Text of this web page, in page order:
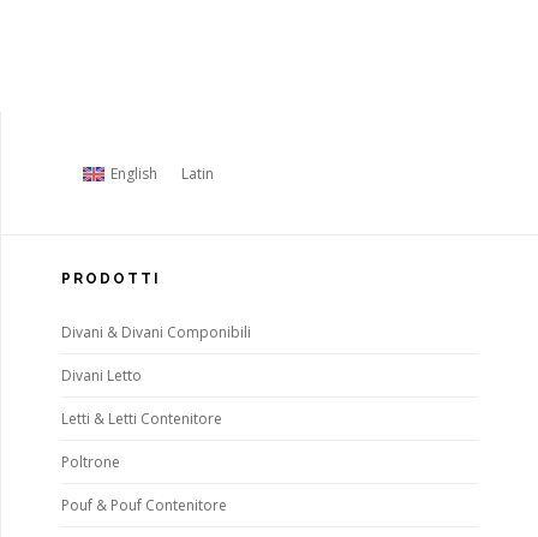
English Latin
PRODOTTI
Divani & Divani Componibili
Divani Letto
Letti & Letti Contenitore
Poltrone
Pouf & Pouf Contenitore